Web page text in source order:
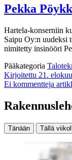
Pekka
Hartela-konserniin
Saipu Oy:n uudeksi
nimitetty insinööri
Pääkategoria
Kirjoitettu 21.
Ei kommentteja
Tänään Tällä